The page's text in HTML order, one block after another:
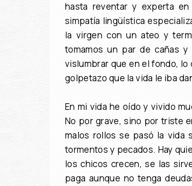
hasta reventar y experta
simpatía lingüística
la virgen con un ateo y
tomamos un par de cañas
vislumbrar que en el fondo, lo
golpetazo que la vida le iba
En mi vida he oído y vivido
No por grave, sino por triste
malos rollos se pasó la vida
tormentos y pecados. Hay
los chicos crecen, se las
paga aunque no tenga